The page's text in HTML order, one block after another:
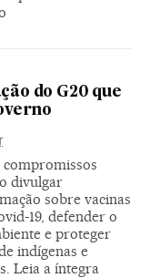
do G20 que
divulgar
sobre vacinas
19, defender o
e proteger
indígenas e
Leia a íntegra